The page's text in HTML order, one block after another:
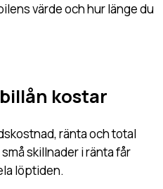
värde och hur länge du
kostar
ränta och total
skillnader i ränta får
löptiden.